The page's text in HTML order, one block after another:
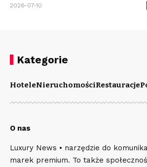
2026-07-10
Kategorie
HoteleNieruchomościRestauracje
O nas
Luxury News • narzędzie do
marek premium. To także